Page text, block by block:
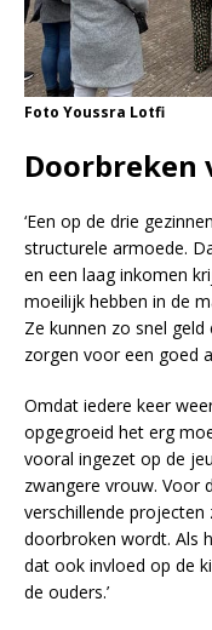
Foto Youssra Lotfi
Doorbreken
‘Een op de drie
structurele armoede.
en een laag inkomen
moeilijk hebben in de
Ze kunnen zo snel
zorgen voor een goed
Omdat iedere keer
opgegroeid het erg
vooral ingezet op de
zwangere vrouw. Voor
verschillende
doorbroken wordt. Als
dat ook invloed op de
de ouders.’